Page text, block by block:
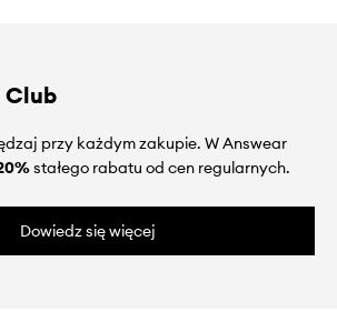
Club
przy każdym zakupie. W Answear
stałego rabatu od cen regularnych.
Dowiedz się więcej